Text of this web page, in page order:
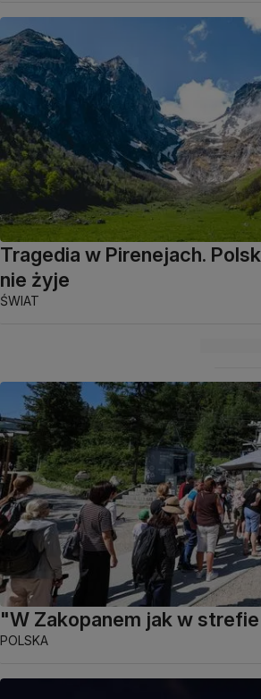
Tragedia w Pirenejach.
nie żyje
ŚWIAT
"W Zakopanem jak w
POLSKA